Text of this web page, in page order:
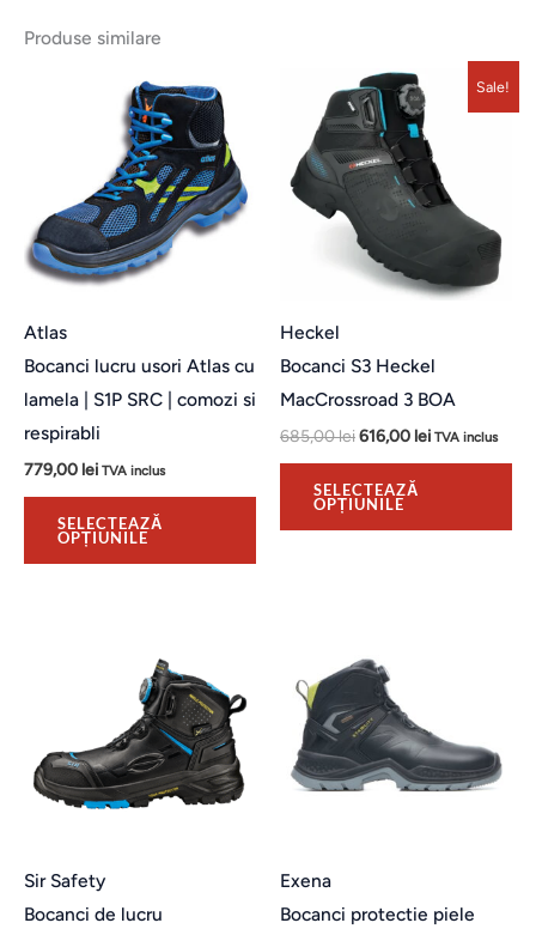
Produse similare
Atlas
Bocanci lucru usori Atlas cu
lamela | S1P SRC | comozi si
respirabli
779,00 lei TVA inclus
SELECTEAZĂ
OPȚIUNILE
produsului.
Sale!
Heckel
Bocanci S3 Heckel
MacCrossroad 3 BOA
685,00lei616,00 lei TVA inclus
SELECTEAZĂ
OPȚIUNILE
Sir Safety
Bocanci de lucru
multe
Exena
Bocanci protectie piele